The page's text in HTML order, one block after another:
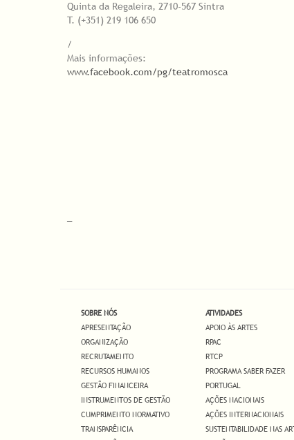
Quinta da Regaleira, 2710-567 Sintra
T. (+351) 219 106 650
/
Mais informações:
www.facebook.com/pg/teatromosca
SOBRE NÓS
APRESENTAÇÃO
ORGANIZAÇÃO
RECRUTAMENTO
RECURSOS HUMANOS
GESTÃO FINANCEIRA
INSTRUMENTOS DE GESTÃO
CUMPRIMENTO NORMATIVO
TRANSPARÊNCIA
ATIVIDADES
APOIO ÀS ARTES
RPAC
RTCP
PROGRAMA SABER FAZER
PORTUGAL
AÇÕES NACIONAIS
AÇÕES INTERNACIONAIS
SUSTENTABILIDADE NAS